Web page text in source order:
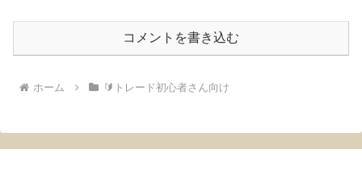
コメントを書き込む
ホーム 🔰トレード初心者さん向け